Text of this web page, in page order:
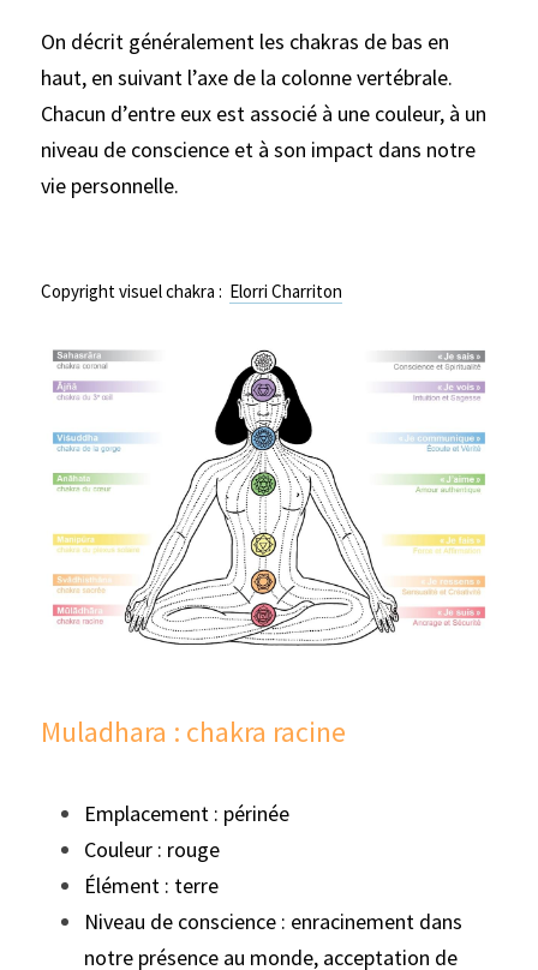
On décrit généralement les chakras de bas en
haut, en suivant l’axe de la colonne vertébrale.
Chacun d’entre eux est associé à une couleur, à un
niveau de conscience et à son impact dans notre
vie personnelle.
Copyright visuel chakra : Elorri Charriton
Muladhara : chakra racine
Emplacement : périnée
Couleur : rouge
Élément : terre
Niveau de conscience : enracinement dans
notre présence au monde, acceptation de